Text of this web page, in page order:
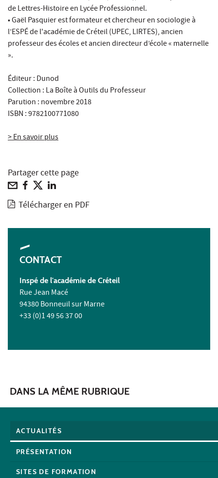
de Lettres-Histoire en Lycée Professionnel.
• Gaël Pasquier est formateur et chercheur en sociologie à
l’ESPÉ de l'académie de Créteil (UPEC, LIRTES), ancien
professeur des écoles et ancien directeur d’école « maternelle
».
Éditeur : Dunod
Collection : La Boîte à Outils du Professeur
Parution : novembre 2018
ISBN : 9782100771080
> En savoir plus
Partager cette page
Télécharger en PDF
CONTACT
Inspé de l'académie de Créteil
Rue Jean Macé
94380 Bonneuil sur Marne
+33 (0)1 49 56 37 00
DANS LA MÊME RUBRIQUE
ACTUALITÉS
PRÉSENTATION
SITES DE FORMATION